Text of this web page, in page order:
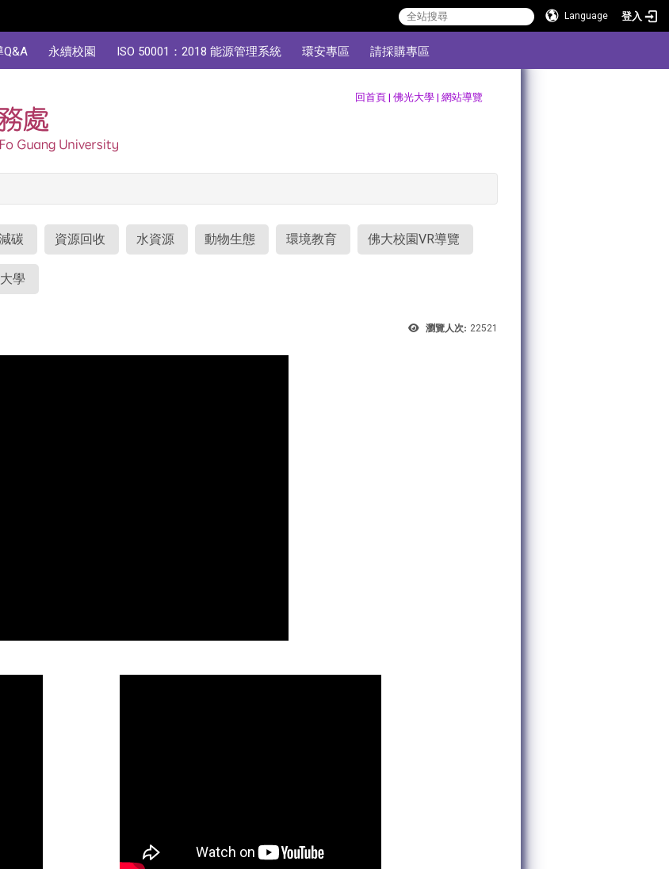
Language 登入
Q&A 永續校園 ISO 50001：2018 能源管理系統 環安專區 請採購專區
回首頁| 佛光大學| 網站導覽
碳 資源回收 水資源 動物生態 環境教育 佛大校園VR導覽
學
瀏覽人次: 22521